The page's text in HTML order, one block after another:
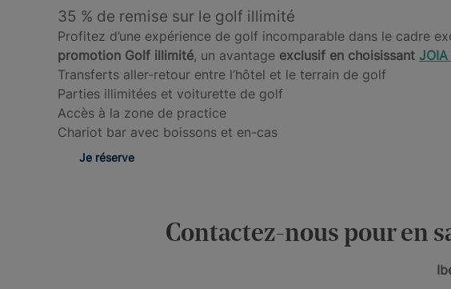
35 % de remise sur le golf illimité
Profitez d’une expérience de golf incomparable dans le cadre
promotion Golf illimité, un avantage exclusif en choisissant JOIA
Transferts aller-retour entre l’hôtel et le terrain de golf
Parties illimitées et voiturette de golf
Accès à la zone de practice
Chariot bar avec boissons et en-cas
Je réserve
Contactez-nous pour en